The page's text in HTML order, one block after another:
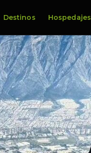
Destinos Hospedajes
aguiluchos en Nuevo …